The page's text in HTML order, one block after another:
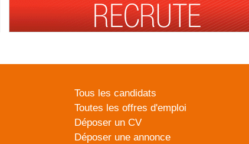
Tous les candidats
Toutes les offres d'emploi
Déposer un CV
Déposer une annonce